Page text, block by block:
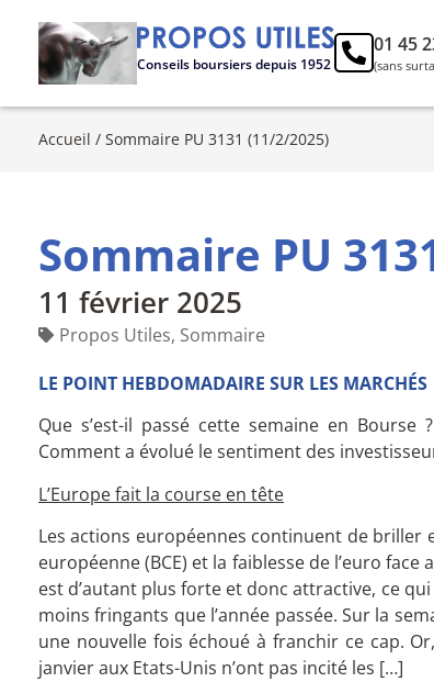
Conseils boursiers depuis 1952
01 45
(sans
Accueil / Sommaire PU 3131 (11/2/2025)
Sommaire PU
11 février 2025
Propos Utiles, Sommaire
LE POINT HEBDOMADAIRE SUR LES MARCHÉS
Que s’est-il passé cette semaine en
Comment a évolué le sentiment des
L’Europe fait la course en tête
Les actions européennes continuent de briller
européenne (BCE) et la faiblesse de l’euro
est d’autant plus forte et donc attractive, ce
moins fringants que l’année passée. Sur la
une nouvelle fois échoué à franchir ce cap.
janvier aux Etats-Unis n’ont pas incité les […]